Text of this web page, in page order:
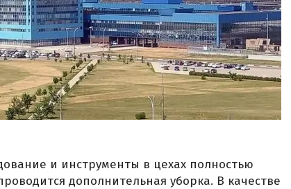
и инструменты в цехах полностью
дополнительная уборка. В качестве